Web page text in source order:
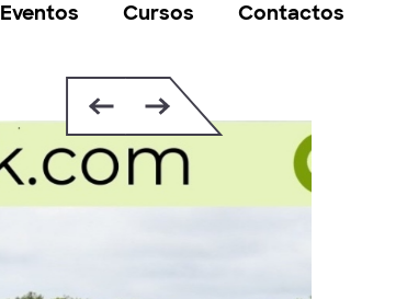
Eventos Cursos Contactos